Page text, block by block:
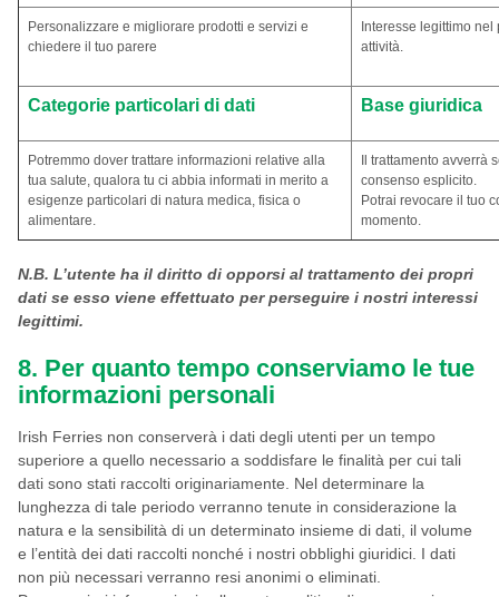
Personalizzare e migliorare prodotti e servizi e
chiedere il tuo parere
Interesse legittimo
attività.
Categorie particolari di dati Base giuridica
Potremmo dover trattare informazioni relative alla
tua salute, qualora tu ci abbia informati in merito a
esigenze particolari di natura medica, fisica o
alimentare.
Il trattamento avverrà
consenso esplicito.
Potrai revocare il tuo
momento.
N.B. L’utente ha il diritto di opporsi al trattamento dei propri
dati se esso viene effettuato per perseguire i nostri interessi
legittimi.
8. Per quanto tempo conserviamo le tue
informazioni personali
Irish Ferries non conserverà i dati degli utenti per un tempo
superiore a quello necessario a soddisfare le finalità per cui tali
dati sono stati raccolti originariamente. Nel determinare la
lunghezza di tale periodo verranno tenute in considerazione la
natura e la sensibilità di un determinato insieme di dati, il volume
e l’entità dei dati raccolti nonché i nostri obblighi giuridici. I dati
non più necessari verranno resi anonimi o eliminati.